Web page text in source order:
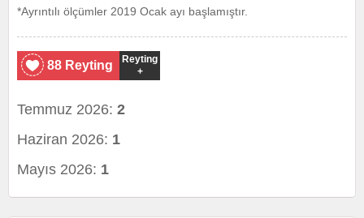
*Ayrıntılı ölçümler 2019 Ocak ayı başlamıştır.
88 Reyting
Reyting
+
Temmuz 2026: 2
Haziran 2026: 1
Mayıs 2026: 1